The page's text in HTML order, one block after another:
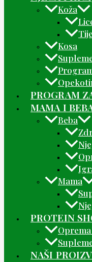
Koža
Kosa
PROGRAM
MAMA I
Beba
Mama
PROTEIN
NAŠI